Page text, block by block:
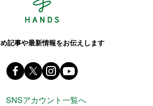
記事や最新情報をお伝えします
Facebook ハンズ公式ファンページ
X(旧 twitter) @Hands_official_
instagram
SNSアカウント一覧へ